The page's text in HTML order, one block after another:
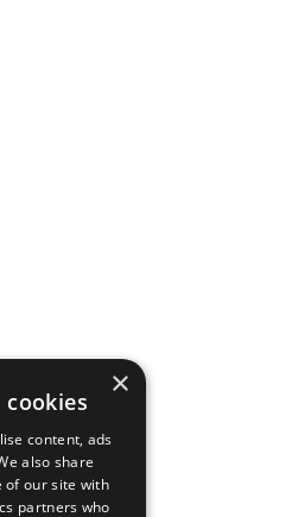
×
cookies
content, ads
also share
of our site with
partners who